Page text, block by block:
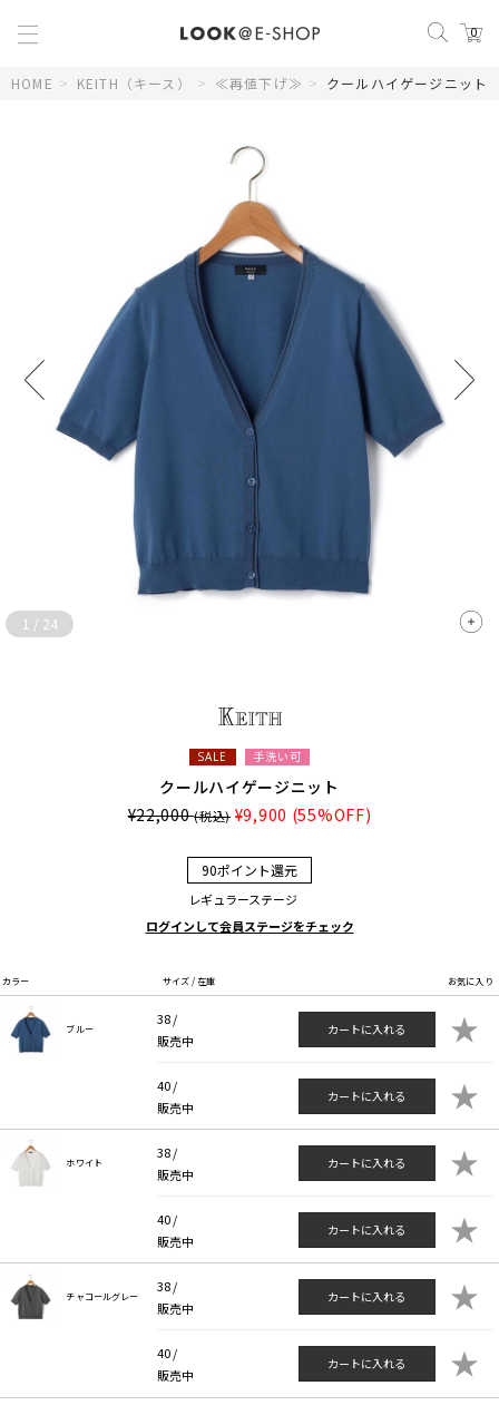
0
HOME > KEITH（キース） > ≪再値下げ≫ > クールハイゲージニット
1 / 24
SALE 手洗い可
クールハイゲージニット
¥22,000(税込) ¥9,900 (55%OFF)
90ポイント還元
レギュラーステージ
ログインして会員ステージをチェック
カラー サイズ / 在庫 お気に入り
ブルー
38 /
販売中
カートに入れる ★
40 /
販売中
カートに入れる ★
ホワイト
38 /
販売中
カートに入れる ★
40 /
販売中
カートに入れる ★
チャコールグレー
38 /
販売中
カートに入れる ★
40 /
販売中
カートに入れる ★